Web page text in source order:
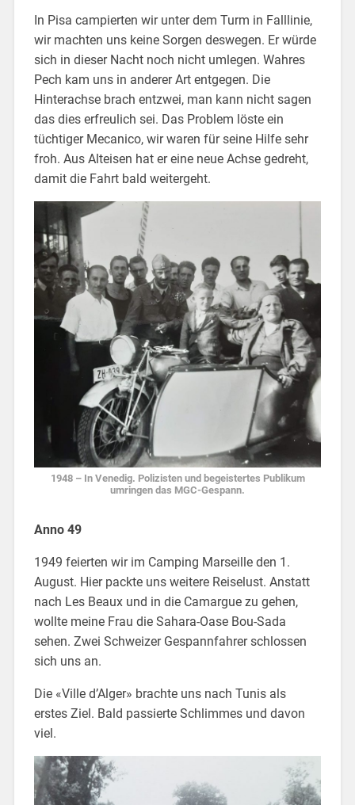
In Pisa campierten wir unter dem Turm in Falllinie,
wir machten uns keine Sorgen deswegen. Er würde
sich in dieser Nacht noch nicht umlegen. Wahres
Pech kam uns in anderer Art entgegen. Die
Hinterachse brach entzwei, man kann nicht sagen
das dies erfreulich sei. Das Problem löste ein
tüchtiger Mecanico, wir waren für seine Hilfe sehr
froh. Aus Alteisen hat er eine neue Achse gedreht,
damit die Fahrt bald weitergeht.
1948 – In Venedig. Polizisten und begeistertes Publikum
umringen das MGC-Gespann.
Anno 49
1949 feierten wir im Camping Marseille den 1.
August. Hier packte uns weitere Reiselust. Anstatt
nach Les Beaux und in die Camargue zu gehen,
wollte meine Frau die Sahara-Oase Bou-Sada
sehen. Zwei Schweizer Gespannfahrer schlossen
sich uns an.
Die «Ville d’Alger» brachte uns nach Tunis als
erstes Ziel. Bald passierte Schlimmes und davon
viel.